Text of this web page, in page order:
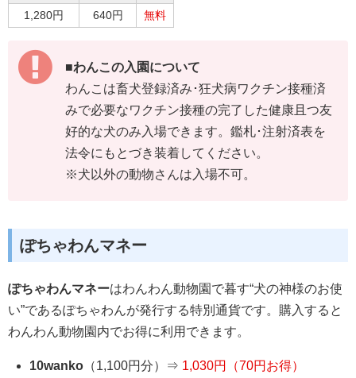
1,280円 640円 無料
■わんこの入園について
わんこは畜犬登録済み･狂犬病ワクチン接種済
みで必要なワクチン接種の完了した健康且つ友
好的な犬のみ入場できます。鑑札･注射済表を
法令にもとづき装着してください。
※犬以外の動物さんは入場不可。
ぽちゃわんマネー
ぽちゃわんマネーはわんわん動物園で暮す“犬の神様のお使
い”であるぽちゃわんが発行する特別通貨です。購入すると
わんわん動物園内でお得に利用できます。
10wanko （1,100円分）⇒ 1,030円（70円お得）